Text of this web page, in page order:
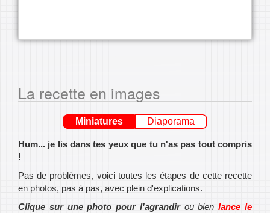
La recette en images
Miniatures Diaporama
Hum... je lis dans tes yeux que tu n'as pas tout compris
!
Pas de problèmes, voici toutes les étapes de cette recette
en photos, pas à pas, avec plein d'explications.
Clique sur une photo pour l'agrandirou bienlance le